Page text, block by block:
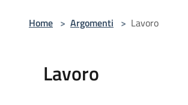
Home > Argomenti > Lavoro
Lavoro